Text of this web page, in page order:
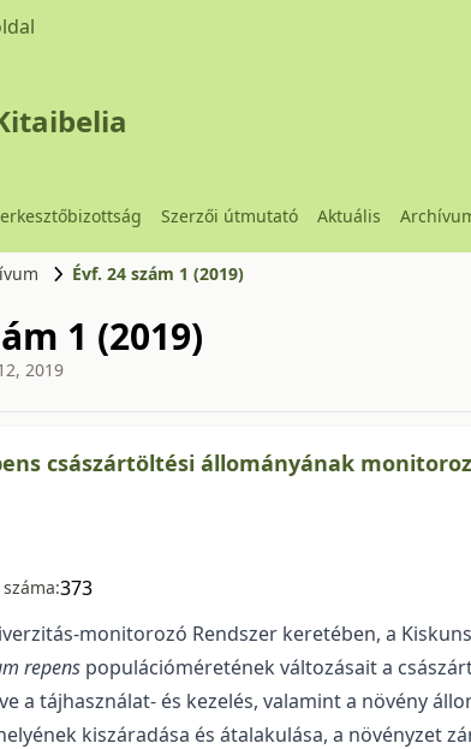
Szerzői útmutató Aktuális
Évf. 24 szám 1 (2019)
1 (2019)
2019
császártöltési állományának
373
monitorozó Rendszer keretében, a
repens popu­lá­ci­ó­méretének változásait a
a tájhasználat- és kezelés, valamint a növény
ki­szá­ra­dá­sa és átalakulása, a növényzet